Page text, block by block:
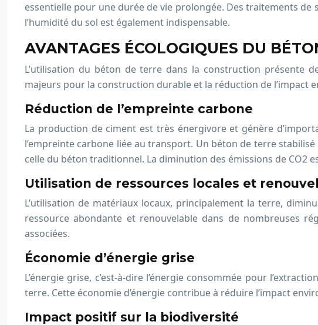
essentielle pour une durée de vie prolongée. Des traitements de
l’humidité du sol est également indispensable.
AVANTAGES ÉCOLOGIQUES DU
L’utilisation du béton de terre dans la construction présente
majeurs pour la construction durable et la réduction de l’impact
Réduction de l’empreinte carbone
La production de ciment est très énergivore et génère
l’empreinte carbone liée au transport. Un béton de terre
celle du béton traditionnel. La diminution des émissions de CO2
Utilisation de ressources locales et
L’utilisation de matériaux locaux, principalement la terre,
ressource abondante et renouvelable dans de nombreuses
associées.
Économie d’énergie grise
L’énergie grise, c’est-à-dire l’énergie consommée pour
terre. Cette économie d’énergie contribue à réduire l’impact
Impact positif sur la biodiversité